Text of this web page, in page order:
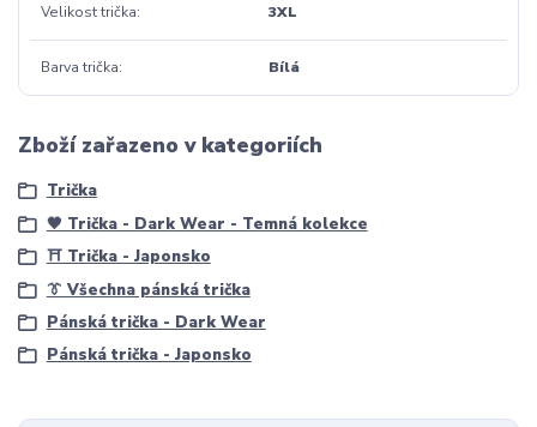
Velikost trička 3XL
Barva trička Bílá
Zboží zařazeno v kategoriích
Trička
🖤 Trička - Dark Wear - Temná kolekce
⛩️ Trička - Japonsko
👔 Všechna pánská trička
Pánská trička - Dark Wear
Pánská trička - Japonsko